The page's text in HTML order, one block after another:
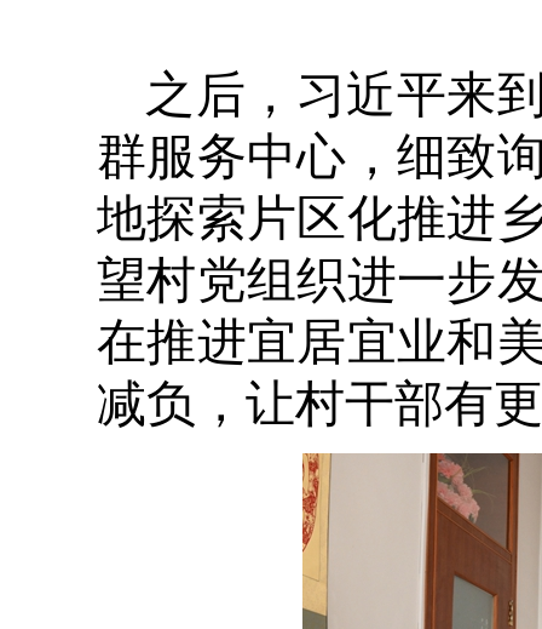
之后，习近平来
群服务中心，细致
地探索片区化推进
望村党组织进一步
在推进宜居宜业和
减负，让村干部有